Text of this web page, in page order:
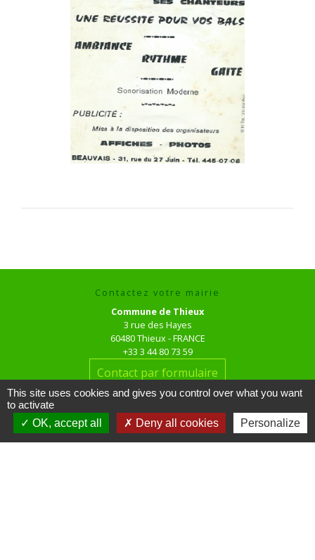
Contactez votre mairie
Commune de Thieux
3 rue des Hayes
60480 Thieux - FRANCE
+33 3 44 80 73 59
Contact par formulaire
Horaires d'ouverture au public
le mardi de 16h00 à 18h00
le jeudi de 16h00 à 17h00
This site uses cookies and gives you control over what you want
to activate
OK, accept all
Deny all cookies Personalize